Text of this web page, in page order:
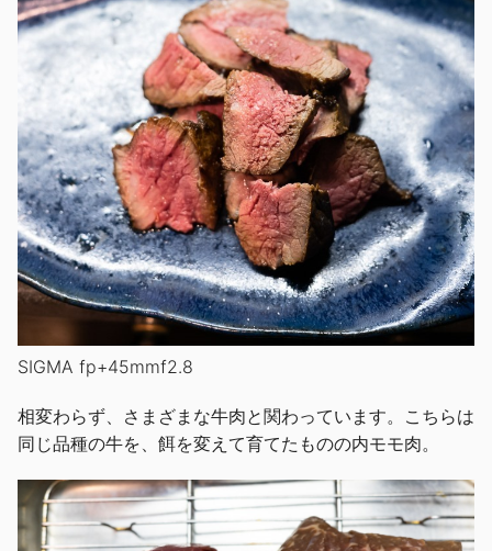
SIGMA fp+45mmf2.8
相変わらず、さまざまな牛肉と関わっています。こちらは
同じ品種の牛を、餌を変えて育てたものの内モモ肉。